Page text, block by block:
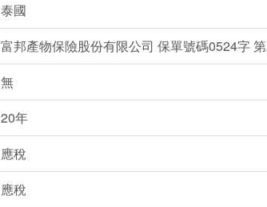
泰國
富邦產物保險股份有限公司 保單號碼0524字
無
20年
應稅
應稅